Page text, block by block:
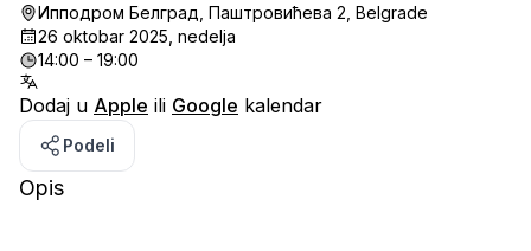
Ипподром Белград, Паштровићева 2, Belgrade
26 oktobar 2025, nedelja
14:00 – 19:00
Dodaj u Apple ili Google kalendar
Podeli
Opis